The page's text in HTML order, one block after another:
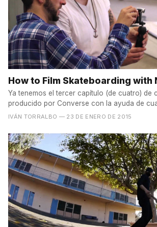
How to Film Skateboarding with
Ya tenemos el tercer capítulo (de cuatro) de
producido por Converse con la ayuda de
IVÁN TORRALBO — 23 DE ENERO DE 2015